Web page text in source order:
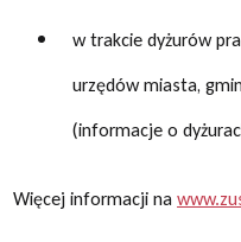
w trakcie dyżurów
urzędów miasta,
(informacje o
Więcej informacji na